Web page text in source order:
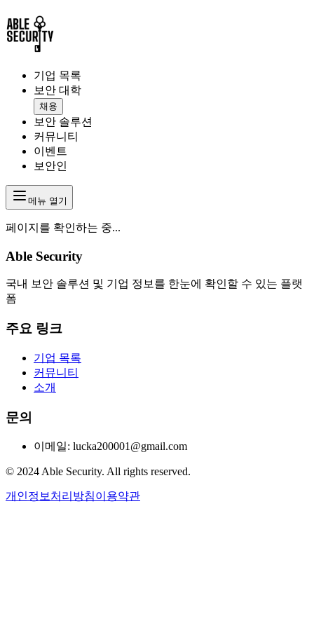
기업 목록
보안 대학
채용
보안 솔루션
커뮤니티
이벤트
보안인
메뉴 열기
페이지를 확인하는 중...
Able Security
국내 보안 솔루션 및 기업 정보를 한눈에 확인할 수 있는 플랫
폼
주요 링크
기업 목록
커뮤니티
소개
문의
이메일: lucka200001@gmail.com
© 2024 Able Security. All rights reserved.
개인정보처리방침이용약관